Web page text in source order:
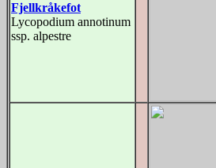
Fjellkråkefot
Lycopodium annotinum
ssp. alpestre